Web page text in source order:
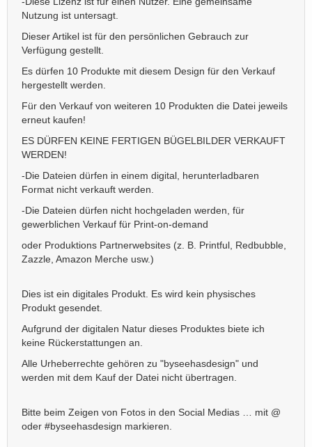
Nutzung ist untersagt.
Dieser Artikel ist für den persönlichen Gebrauch zur
Verfügung gestellt.
Es dürfen 10 Produkte mit diesem Design für den Verkauf
hergestellt werden.
Für den Verkauf von weiteren 10 Produkten die Datei jeweils
erneut kaufen!
ES DÜRFEN KEINE FERTIGEN BÜGELBILDER VERKAUFT
WERDEN!
-Die Dateien dürfen in einem digital, herunterladbaren
Format nicht verkauft werden.
-Die Dateien dürfen nicht hochgeladen werden, für
gewerblichen Verkauf für Print-on-demand
oder Produktions Partnerwebsites (z. B. Printful, Redbubble,
Zazzle, Amazon Merche usw.)
Dies ist ein digitales Produkt. Es wird kein physisches
Produkt gesendet.
Aufgrund der digitalen Natur dieses Produktes biete ich
keine Rückerstattungen an.
Alle Urheberrechte gehören zu "byseehasdesign" und
werden mit dem Kauf der Datei nicht übertragen.
Bitte beim Zeigen von Fotos in den Social Medias … mit @
oder #byseehasdesign markieren.